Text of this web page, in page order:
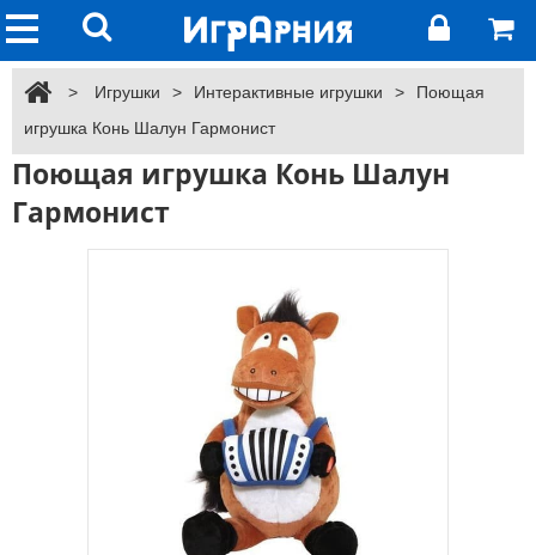
> Игрушки > Интерактивные игрушки >
Поющая
игрушка Конь Шалун Гармонист
Поющая игрушка Конь Шалун
Гармонист